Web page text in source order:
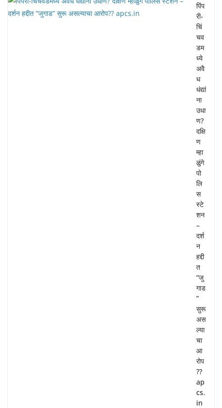
पिंप
री-
चिं
चव
डम
ध्ये
अवै
ध
धंद्यां
ना
उधा
ण?
दक्षि
ण
म्हा
ळुंगे
पो
लि
स
स्टे
शन
–
दर्श
न
हद्दी
त
“जु
गाड
”
सुरू
अस
ल्या
चा
आ
रोप
??
ap
cs.
in